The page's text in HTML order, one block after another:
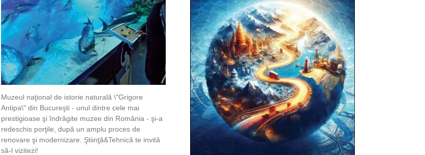
Muzeul naţional de istorie naturală \"Grigore
Antipa\" din Bucureşti - unul dintre cele mai
prestigioase şi îndrăgite muzee din România - şi-a
redeschis porţile, după un amplu proces de
renovare şi modernizare. Ştiinţă&Tehnică te invită
să-l vizitezi!